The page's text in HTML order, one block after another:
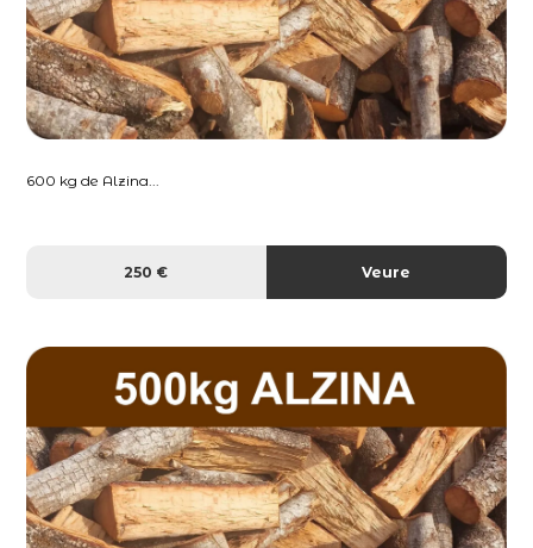
600 kg de Alzina...
250 € Veure